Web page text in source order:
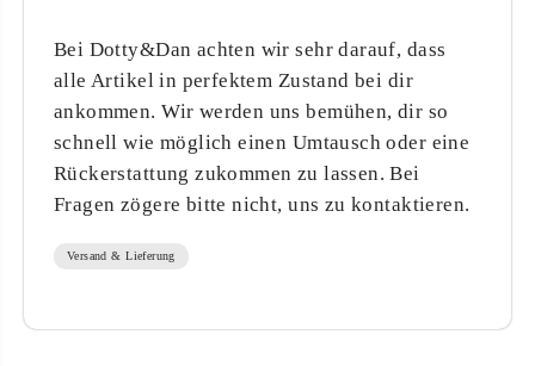
Bei Dotty&Dan achten wir sehr darauf, dass
alle Artikel in perfektem Zustand bei dir
ankommen. Wir werden uns bemühen, dir so
schnell wie möglich einen Umtausch oder eine
Rückerstattung zukommen zu lassen. Bei
Fragen zögere bitte nicht, uns zu kontaktieren.
Versand & Lieferung